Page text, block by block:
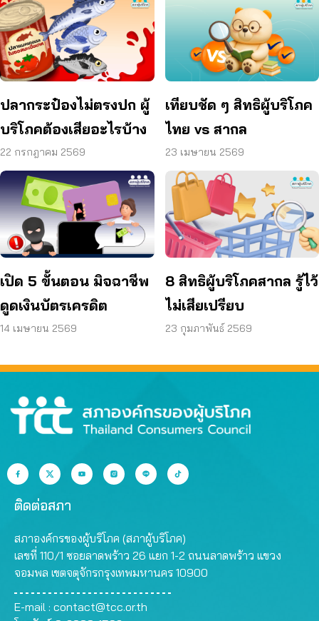
ปลากระป๋องไม่ตรงปก ผู้
บริโภคต้องเสียอะไรบ้าง
22 กรกฎาคม 2569
เทียบชัด ๆ สิทธิผู้บริโภค
ไทย vs สากล
23 เมษายน 2569
เปิด 5 ขั้นตอน มิจฉาชีพ
ดูดเงินบัตรเครดิต
14 เมษายน 2569
8 สิทธิผู้บริโภคสากล รู้ไว้
ไม่เสียเปรียบ
23 กุมภาพันธ์ 2569
ติดต่อสภา
สภาองค์กรของผู้บริโภค (สภาผู้บริโภค)
เลขที่ 110/1 ซอยลาดพร้าว 26 แยก 1-2 ถนนลาดพร้าว แขวง
จอมพล เขตจตุจักรกรุงเทพมหานคร 10900
E-mail : contact@tcc.or.th